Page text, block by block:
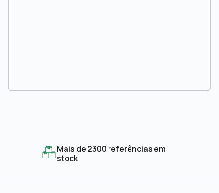
Mais de 2300 referências em
stock